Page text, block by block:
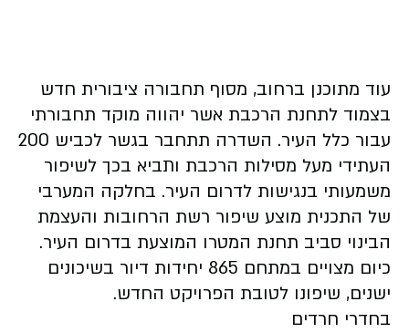
עוד מתוכנן ברחוב, מסוף תחבורה ציבורית חדש
בצמוד לתחנת הרכבת אשר יהווה מוקד תחבורתי
עבור כלל העיר. השדרה תתחבר בגשר לכביש 200
העתידי מעל מסילות הרכבת ותביא בכך לשיפור
משמעותי בנגישות לדרום העיר. בחלקה המערבי
של התכנית מוצע שיפור רשת הרחובות והעצמת
הבינוי סביב תחנת המטרו המוצעת בדרום העיר.
כיום מצויים במתחם 865 יחידות דיור בשיכונים
ישנים, שיפונו לטובת הפרויקט החדש.
בחדרי חרדים